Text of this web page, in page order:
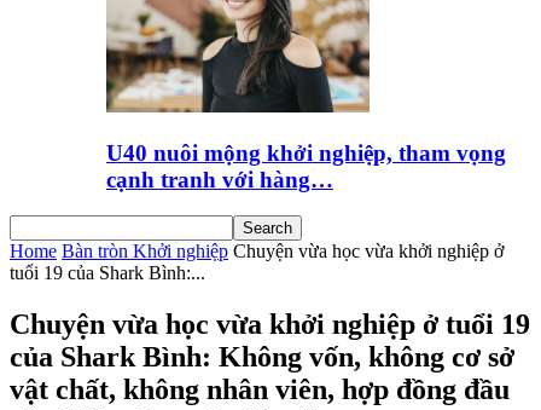
U40 nuôi mộng khởi nghiệp, tham vọng
cạnh tranh với hàng…
Home Bàn tròn Khởi nghiệp Chuyện vừa học vừa khởi nghiệp ở
tuổi 19 của Shark Bình:...
Chuyện vừa học vừa khởi nghiệp ở tuổi 19
của Shark Bình: Không vốn, không cơ sở
vật chất, không nhân viên, hợp đồng đầu